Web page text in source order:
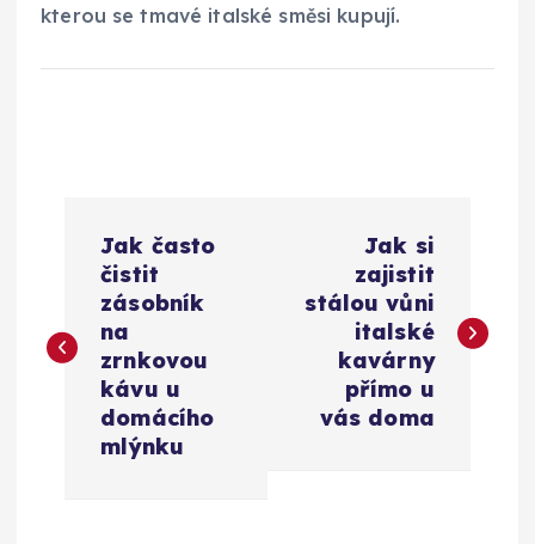
kterou se tmavé italské směsi kupují.
v
Jak často
čistit
zásobník
na
zrnkovou
kávu u
domácího
mlýnku
Jak si
zajistit
stálou vůni
italské
kavárny
přímo u
vás doma